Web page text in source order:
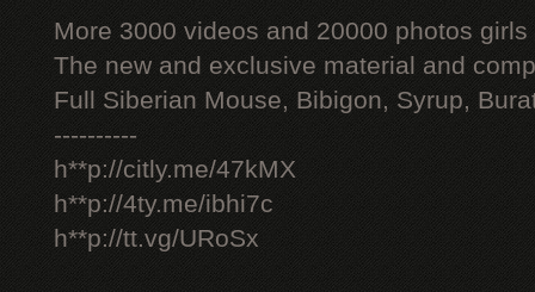
More 3000 videos and 20000 photos
The new and exclusive material and
Full Siberian Mouse, Bibigon, Syrup,
----------
h**p://citly.me/47kMX
h**p://4ty.me/ibhi7c
h**p://tt.vg/URoSx